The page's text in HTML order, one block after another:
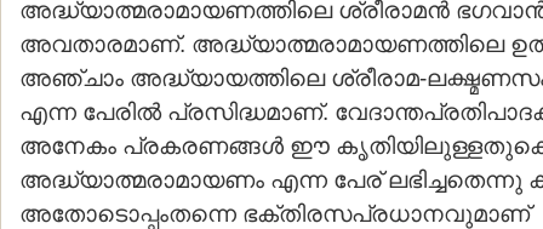
അദ്ധ്യാത്മരാമായണത്തിലെ ശ്രീരാമന്‍ ഭഗവാന്‍
അവതാരമാണ്. അദ്ധ്യാത്മരാമായണത്തിലെ
അഞ്ചാം അദ്ധ്യായത്തിലെ ശ്രീരാമ-
എന്ന പേരില്‍ പ്രസിദ്ധമാണ്.
അനേകം പ്രകരണങ്ങള്‍ ഈ
അദ്ധ്യാത്മരാമായണം എന്ന പേര് ലഭിച്ചതെന്നു
അതോടൊപ്പംതന്നെ ഭക്തിരസപ്രധാനവുമാണ്